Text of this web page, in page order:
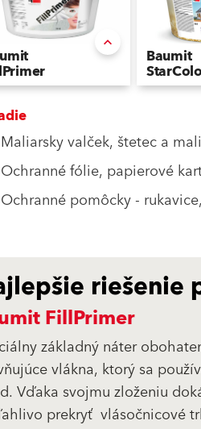
náter vystužený
Baumit
Prémiová
Maliarsky valček, štetec a
Ochranné fólie, papierové
Ochranné pomôcky -
riešenie
FillPrimer
základný náter
vlákna, ktorý sa
Vďaka svojmu zloženiu
prekryť vlásočnicové